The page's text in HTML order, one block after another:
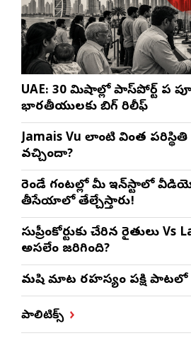
UAE: 30 నిమిషాల్లో పాస్‌పోర్ట్ పని
భారతీయులకు బిగ్ రిలీఫ్
Jamais Vu లాంటి వింత
వచ్చిందా?
రెండే గంటల్లో మీ ఇన్‌స్టాలో
తీసేయాలో తేల్చేస్తారు!
సుప్రీంకోర్టుకు చేరిన రైతులు Vs
అసలేం జరిగింది?
మనిషి మాట రహస్యం పక్షి పాటలో
పాలిటిక్స్